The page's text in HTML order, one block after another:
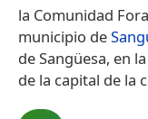
la Comunidad
municipio de
de Sangüesa, en
de la capital de la